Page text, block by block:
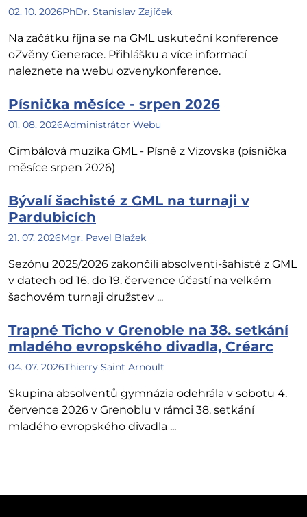
02. 10. 2026PhDr. Stanislav Zajíček
Na začátku října se na GML uskuteční konference
oZvěny Generace. Přihlášku a více informací
naleznete na webu ozvenykonference.
Písnička měsíce - srpen 2026
01. 08. 2026Administrátor Webu
Cimbálová muzika GML - Písně z Vizovska (písnička
měsíce srpen 2026)
Bývalí šachisté z GML na turnaji v
Pardubicích
21. 07. 2026Mgr. Pavel Blažek
Sezónu 2025/2026 zakončili absolventi-šahisté z GML
v datech od 16. do 19. července účastí na velkém
šachovém turnaji družstev ...
Trapné Ticho v Grenoble na 38. setkání
mladého evropského divadla, Créarc
04. 07. 2026Thierry Saint Arnoult
Skupina absolventů gymnázia odehrála v sobotu 4.
července 2026 v Grenoblu v rámci 38. setkání
mladého evropského divadla ...